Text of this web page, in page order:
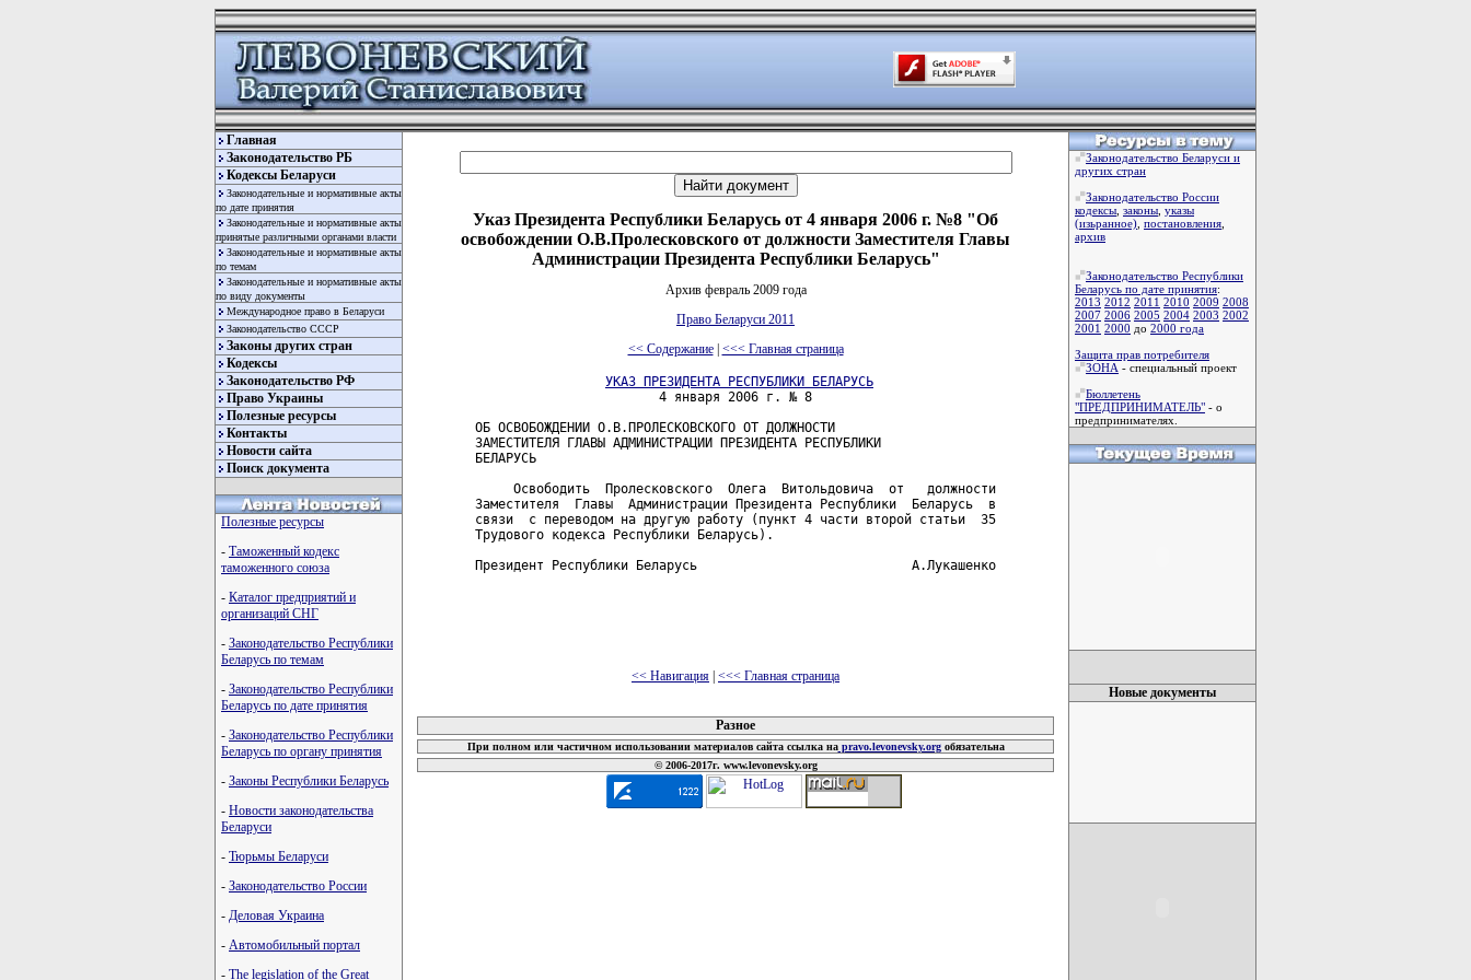
Главная
Законодательство РБ
Кодексы Беларуси
Законодательные и нормативные акты
по дате принятия
Законодательные и нормативные акты
принятые различными органами власти
Законодательные и нормативные акты
по темам
Законодательные и нормативные акты
по виду документы
Международное право в Беларуси
Законодательство СССР
Законы других стран
Кодексы
Законодательство РФ
Право Украины
Полезные ресурсы
Контакты
Новости сайта
Поиск документа
Полезные ресурсы
- Таможенный кодекс
таможенного союза
- Каталог предприятий и
организаций СНГ
- Законодательство Республики
Беларусь по темам
- Законодательство Республики
Беларусь по дате принятия
- Законодательство Республики
Беларусь по органу принятия
- Законы Республики Беларусь
- Новости законодательства
Беларуси
- Тюрьмы Беларуси
- Законодательство России
- Деловая Украина
- Автомобильный портал
- The legislation of the Great
Указ Президента Республики Беларусь от 4 января 2006 г. №8 "Об
освобождении О.В.Пролесковского от должности Заместителя Главы
Администрации Президента Республики Беларусь"
Архив февраль 2009 года
Право Беларуси 2011
<< Содержание| <<< Главная страница
УКАЗ ПРЕЗИДЕНТА РЕСПУБЛИКИ БЕЛАРУСЬ
                        4 января 2006 г. № 8
ОБ ОСВОБОЖДЕНИИ О.В.ПРОЛЕСКОВСКОГО ОТ ДОЛЖНОСТИ
ЗАМЕСТИТЕЛЯ ГЛАВЫ АДМИНИСТРАЦИИ ПРЕЗИДЕНТА РЕСПУБЛИКИ
БЕЛАРУСЬ
     Освободить  Пролесковского  Олега  Витольдовича  от   должности
Заместителя  Главы  Администрации Президента Республики  Беларусь  в
связи  с переводом на другую работу (пункт 4 части второй статьи  35
Трудового кодекса Республики Беларусь).
Президент Республики Беларусь                            А.Лукашенко
<< Навигация <<< Главная страница
Разное
При полном или частичном использовании материалов сайта ссылка наpravo.levonevsky.orgобязательна
© 2006-2017г. www.levonevsky.org
Законодательство Беларуси и
других стран
Законодательство России
кодексы законы указы
(изьранное) постановления
архив
Законодательство Республики
Беларусь по дате принятия:
2013 2012 2011 2010 2009 2008
2007 2006 2005 2004 2003 2002
2001 2000 до 2000 года
Защита прав потребителя
ЗОНА - специальный проект
Бюллетень
"ПРЕДПРИНИМАТЕЛЬ" - о
предпринимателях.
Новые документы